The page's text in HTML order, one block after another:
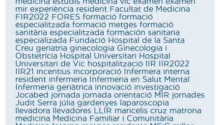
mir experiència resident Facultat de Medicina
FIR2022 FORES formació formació
especialitzada formació metges formació
sanitària especialitzada formación sanitaria
especializada Fundació Hospital de la Santa
Creu geriatria ginecologia Ginecologia i
Obstetrícia Hospital Universitari Hospital
Universitari de Vic hospitalització IIR
IIR2022
IIR21 incentius incorporació
Infermera interna
resident infermeria
Infermeria en Salut Mental
Infermeria geriàtrica innovació investigació
Jocabed jornada jornada orientació MIR jornades
Judit Serra júlia gardenyes
laparoscopia
llevadora
llevadores LLIR maricelis cruz matrona
medicina Medicina Familiar i Comunitària